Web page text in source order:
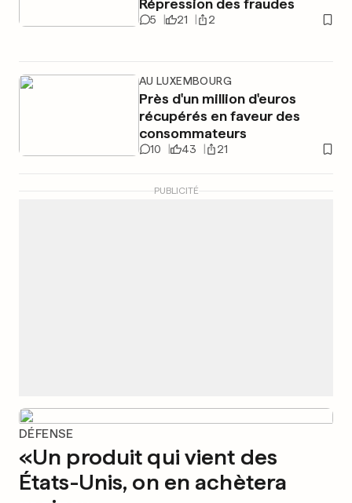
Répression des fraudes
5 21 2
AU LUXEMBOURG
Près d'un million d'euros
récupérés en faveur des
consommateurs
10 43 21
PUBLICITÉ
DÉFENSE
«Un produit qui vient des
États-Unis, on en achètera